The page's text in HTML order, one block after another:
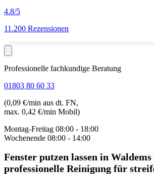
4.8/5
11.200 Rezensionen
Professionelle fachkundige Beratung
01803 80 60 33
(0,09 €/min aus dt. FN,
max. 0,42 €/min Mobil)
Montag-Freitag 08:00 - 18:00
Wochenende 08:00 - 14:00
Fenster putzen lassen in Waldems
professionelle Reinigung für